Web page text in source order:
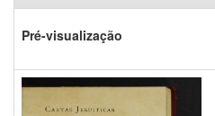
Pré-visualização